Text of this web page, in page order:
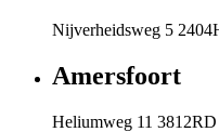
Nijverheidsweg 5
Amersfoort
Heliumweg 11